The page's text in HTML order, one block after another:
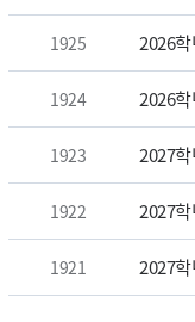
1925 2026
1924 2026
1923 2027
1922 2027
1921 2027